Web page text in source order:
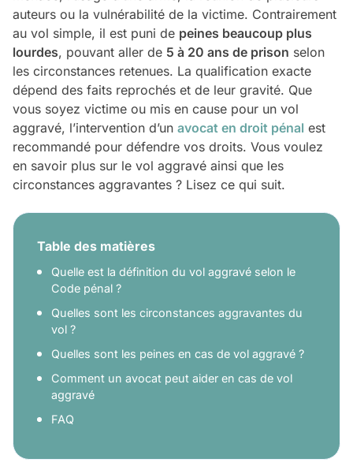
auteurs ou la vulnérabilité de la victime. Contrairement
au vol simple, il est puni de peines beaucoup plus
lourdes, pouvant aller de 5 à 20 ans de prison selon
les circonstances retenues. La qualification exacte
dépend des faits reprochés et de leur gravité. Que
vous soyez victime ou mis en cause pour un vol
aggravé, l’intervention d’un avocat en droit pénal est
recommandé pour défendre vos droits. Vous voulez
en savoir plus sur le vol aggravé ainsi que les
circonstances aggravantes ? Lisez ce qui suit.
Table des matières
Quelle est la définition du vol aggravé selon le
Code pénal ?
Quelles sont les circonstances aggravantes du
vol ?
Quelles sont les peines en cas de vol aggravé ?
Comment un avocat peut aider en cas de vol
aggravé
FAQ